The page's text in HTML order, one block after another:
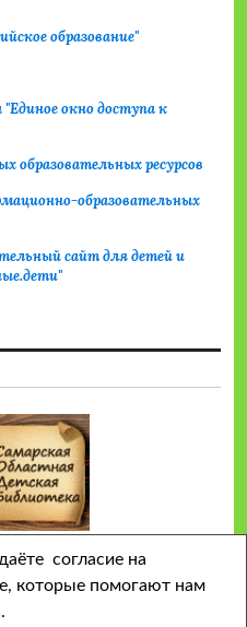
образование"
окно доступа к
образовательных ресурсов
образовательных
сайт для детей и
согласие на
которые помогают нам